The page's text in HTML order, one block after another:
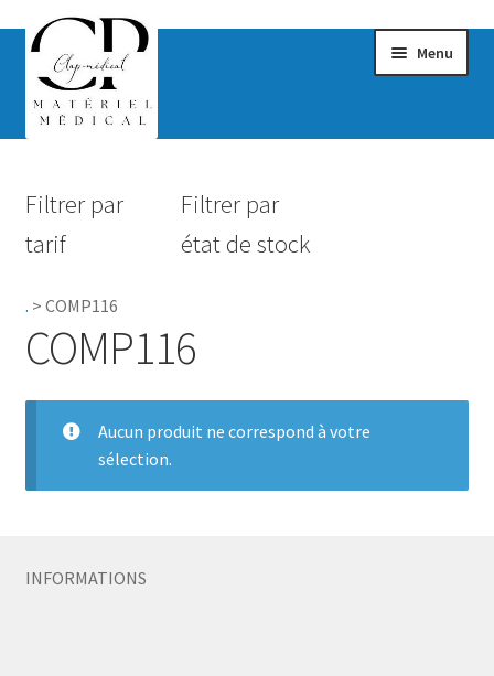
Menu
Hygiène
Accessoires Salle de bain
Pro.
Filtrer par
tarif
Filtrer par
état de stock
. > COMP116
COMP116
Aucun produit ne correspond à votre
sélection.
INFORMATIONS